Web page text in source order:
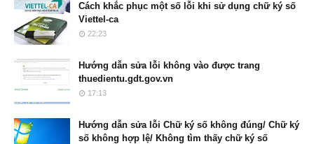
Cách khắc phục một số lỗi khi sử dụng chữ ký số
Viettel-ca
22:23
Hướng dẫn sửa lỗi không vào được trang
thuedientu.gdt.gov.vn
17:13
Hướng dẫn sửa lỗi Chữ ký số không đúng/ Chữ ký
số không hợp lệ/ Không tìm thấy chữ ký số